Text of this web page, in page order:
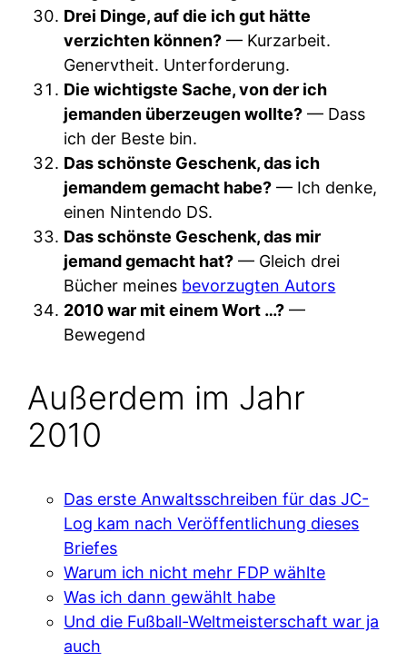
Drei Dinge, auf die ich gut hätte
verzichten können? — Kurzarbeit.
Genervtheit. Unterforderung.
Die wichtigste Sache, von der ich
jemanden überzeugen wollte? — Dass
ich der Beste bin.
Das schönste Geschenk, das ich
jemandem gemacht habe? — Ich denke,
einen Nintendo DS.
Das schönste Geschenk, das mir
jemand gemacht hat? — Gleich drei
Bücher meines bevorzugten Autors
2010 war mit einem Wort …? —
Bewegend
Außerdem im Jahr
2010
Das erste Anwaltsschreiben für das JC-
Log kam nach Veröffentlichung dieses
Briefes
Warum ich nicht mehr FDP wählte
Was ich dann gewählt habe
Und die Fußball-Weltmeisterschaft war ja
auch